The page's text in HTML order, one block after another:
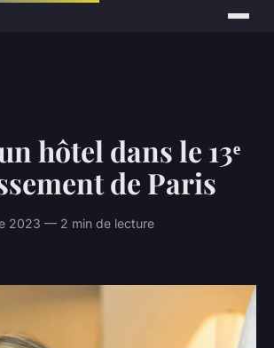
hôtel dans le 13ᵉ
de Paris
2023 — 2 min de lecture